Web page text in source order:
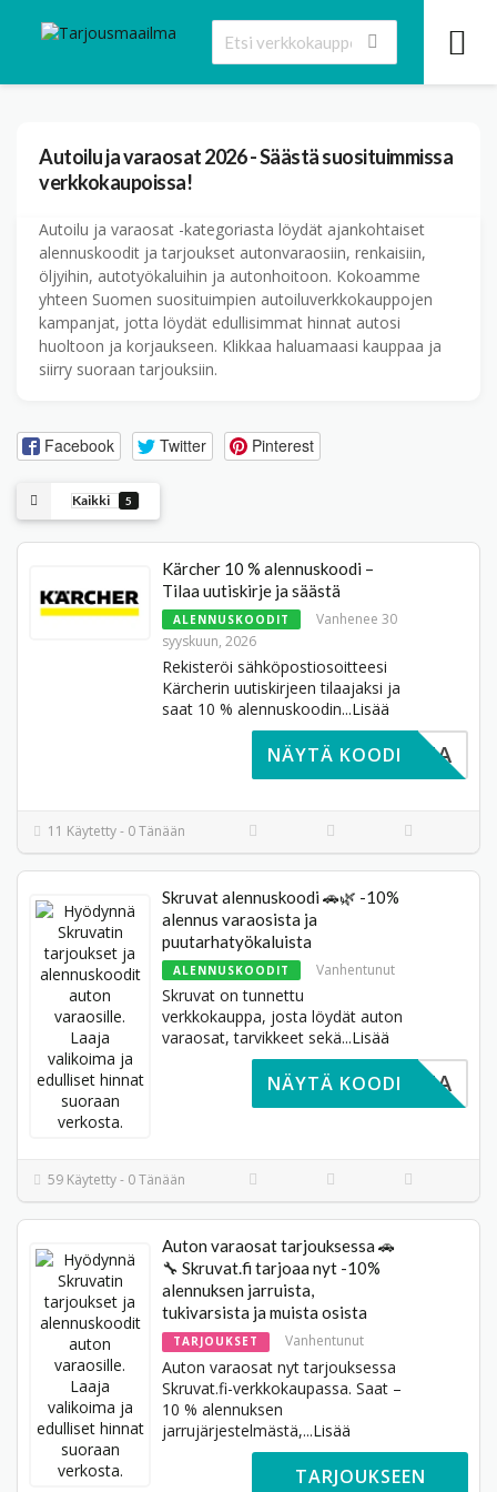
Autoilu ja varaosat2026 - Säästä suosituimmissa
verkkokaupoissa!
Autoilu ja varaosat -kategoriasta löydät ajankohtaiset
alennuskoodit ja tarjoukset autonvaraosiin, renkaisiin,
öljyihin, autotyökaluihin ja autonhoitoon. Kokoamme
yhteen Suomen suosituimpien autoiluverkkokauppojen
kampanjat, jotta löydät edullisimmat hinnat autosi
huoltoon ja korjaukseen. Klikkaa haluamaasi kauppaa ja
siirry suoraan tarjouksiin.
Facebook Twitter Pinterest
Kaikki 5
Kärcher 10 % alennuskoodi –
Tilaa uutiskirje ja säästä
ALENNUSKOODIT
Vanhenee 30
syyskuun, 2026
Rekisteröi sähkö­postiosoitteesi
Kärcherin uutiskirjeen tilaajaksi ja
saat 10 % alennuskoodin...Lisää
TARVITA
NÄYTÄ KOODI
11 Käytetty - 0 Tänään
Skruvat alennuskoodi 🚗🌿 -10%
alennus varaosista ja
puutarhatyökaluista
ALENNUSKOODIT Vanhentunut
Skruvat on tunnettu
verkkokauppa, josta löydät auton
varaosat, tarvikkeet sekä...Lisää
TARVITA
NÄYTÄ KOODI
59 Käytetty - 0 Tänään
Auton varaosat tarjouksessa 🚗
🔧 Skruvat.fi tarjoaa nyt -10%
alennuksen jarruista,
tukivarsista ja muista osista
TARJOUKSET Vanhentunut
Auton varaosat nyt tarjouksessa
Skruvat.fi-verkkokaupassa. Saat –
10 % alennuksen
jarrujärjestelmästä,...Lisää
TARJOUKSEEN